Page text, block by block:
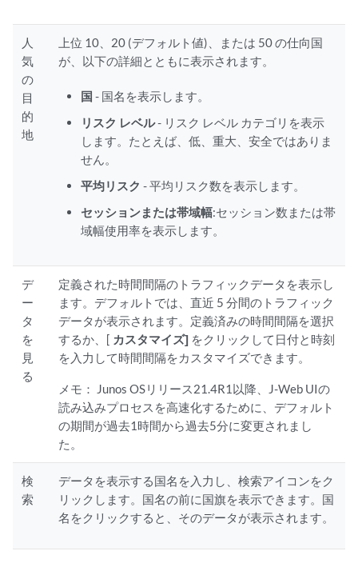
人
気
の
目
的
地
上位 10、20 (デフォルト値)、または 50 の仕向国
が、以下の詳細とともに表示されます。
国 - 国名を表示します。
リスク レベル- リスク レベル カテゴリを表示
します。たとえば、低、重大、安全ではありま
せん。
平均リスク - 平均リスク数を表示します。
セッションまたは帯域幅:セッション数または帯
域幅使用率を表示します。
デ
ー
タ
を
見
る
定義された時間間隔のトラフィックデータを表示し
ます。デフォルトでは、直近 5 分間のトラフィック
データが表示されます。定義済みの時間間隔を選択
するか、[ カスタマイズ] をクリックして日付と時刻
を入力して時間間隔をカスタマイズできます。
メモ：
Junos OSリリース21.4R1以降、J-Web UIの
読み込みプロセスを高速化するために、デフォルト
の期間が過去1時間から過去5分に変更されまし
た。
検
索
データを表示する国名を入力し、検索アイコンをク
リックします。国名の前に国旗を表示できます。国
名をクリックすると、そのデータが表示されます。